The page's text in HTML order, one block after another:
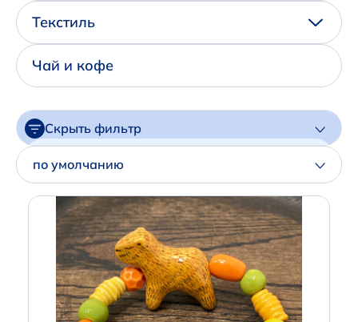
Написать нам в Телеграм
+7 (925) 294-91-85
,
+7 (926) 702-09-76
Текстиль
Чай и кофе
Скрыть фильтр
Артикул
Производитель
по умолчанию